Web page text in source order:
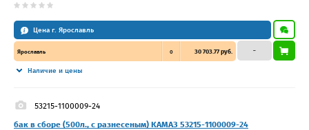
Цена г. Ярославль
Ярославль 0 30 703.77 руб.
Наличие и цены
–
53215-1100009-24
бак в сборе (500л., с разнесеным) КАМАЗ 53215-1100009-24